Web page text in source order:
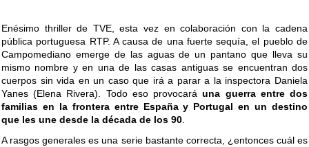
Enésimo thriller de TVE, esta vez en colaboración con la cadena
pública portuguesa RTP. A causa de una fuerte sequía, el pueblo de
Campomediano emerge de las aguas de un pantano que lleva su
mismo nombre y en una de las casas antiguas se encuentran dos
cuerpos sin vida en un caso que irá a parar a la inspectora Daniela
Yanes (Elena Rivera). Todo eso provocaráuna guerra entre dos
familias en la frontera entre España y Portugal en un destino
que les une desde la década de los 90
A rasgos generales es una serie bastante correcta, ¿entonces cuál es